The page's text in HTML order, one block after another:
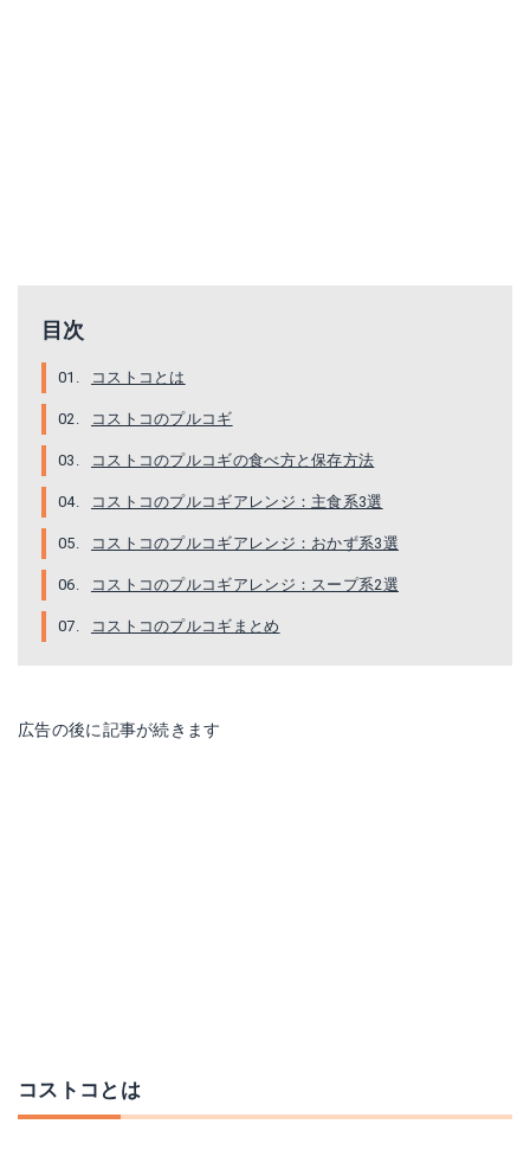
目次
コストコとは
コストコのプルコギ
コストコのプルコギの食べ方と保存方法
コストコのプルコギアレンジ：主食系3選
コストコのプルコギアレンジ：おかず系3選
コストコのプルコギアレンジ：スープ系2選
コストコのプルコギまとめ
広告の後に記事が続きます
コストコとは